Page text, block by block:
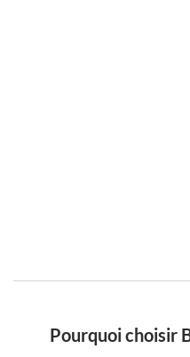
Pourquoi choisir